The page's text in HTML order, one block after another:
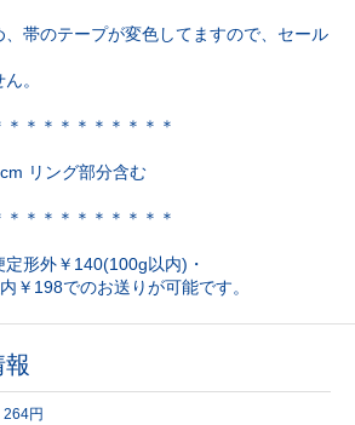
帯のテープが変色してますので、セール
。
＊＊＊＊＊＊＊＊＊
リング部分含む
＊＊＊＊＊＊＊＊＊
形外￥140(100g以内)・
￥198でのお送りが可能です。
264円